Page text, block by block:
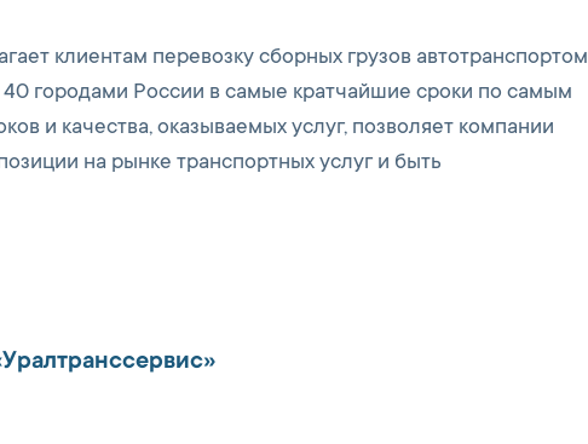
клиентам перевозку сборных грузов автотранспортом
городами России в самые кратчайшие сроки по самым
и качества, оказываемых услуг, позволяет компании
на рынке транспортных услуг и быть